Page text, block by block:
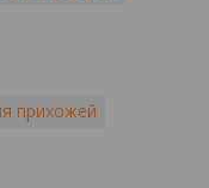
прихожей